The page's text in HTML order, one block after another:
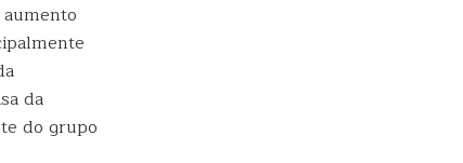
da
do grupo